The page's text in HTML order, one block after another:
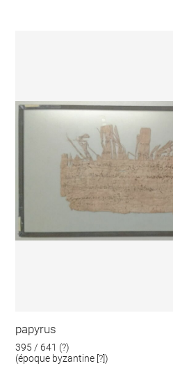
papyrus
395 / 641 (?)
(époque byzantine [?])